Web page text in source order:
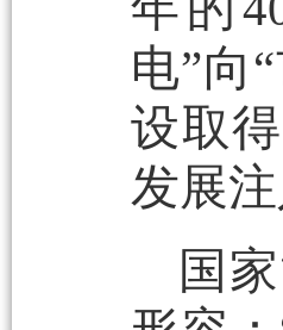
电”向
设取
发展
国